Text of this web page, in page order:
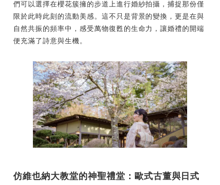
們可以選擇在櫻花簇擁的步道上進行婚紗拍攝，捕捉那份僅
限於此時此刻的流動美感。這不只是背景的變換，更是在與
自然共振的頻率中，感受萬物復甦的生命力，讓婚禮的開端
便充滿了詩意與生機。
仿維也納大教堂的神聖禮堂：歐式古董與日式